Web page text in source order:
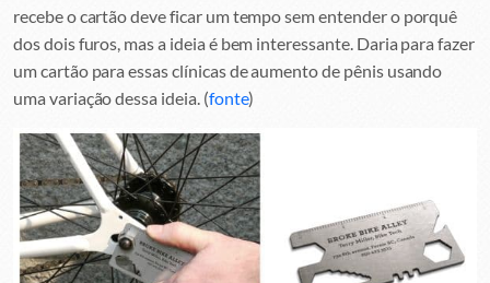
recebe o cartão deve ficar um tempo sem entender o porquê
dos dois furos, mas a ideia é bem interessante. Daria para fazer
um cartão para essas clínicas de aumento de pênis usando
uma variação dessa ideia. (fonte)